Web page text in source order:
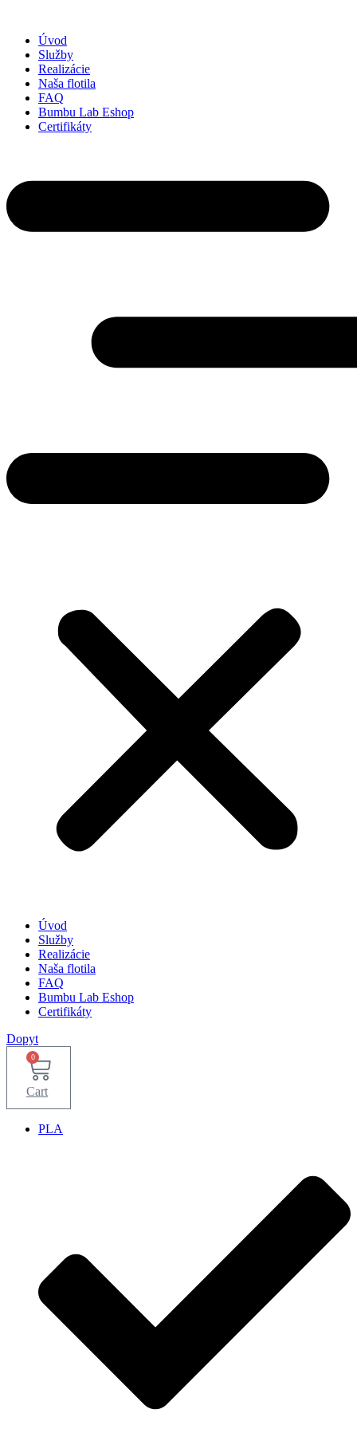
obsah
Úvod
Služby
Realizácie
Naša flotila
FAQ
Bumbu Lab Eshop
Certifikáty
Úvod
Služby
Realizácie
Naša flotila
FAQ
Bumbu Lab Eshop
Certifikáty
Dopyt
0
Cart
PLA